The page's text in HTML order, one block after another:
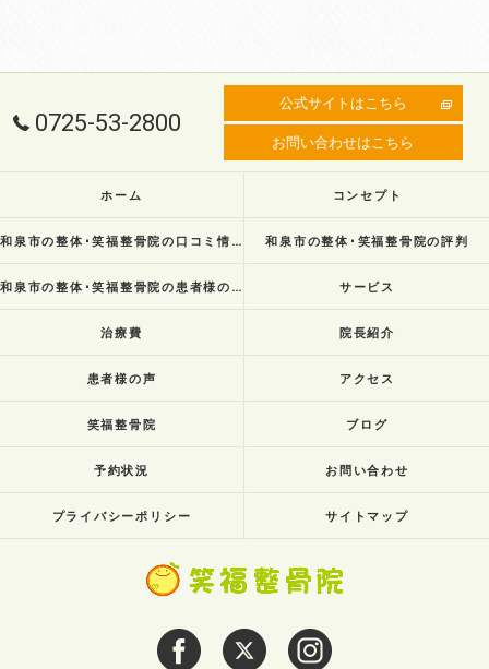
0725-53-2800
公式サイトはこちら
お問い合わせはこちら
ホーム コンセプト
和泉市の整体･笑福整骨院の口コミ情報 和泉市の整体･笑福整骨院の評判
和泉市の整体･笑福整骨院の患者様の声 サービス
治療費 院長紹介
患者様の声 アクセス
笑福整骨院 ブログ
予約状況 お問い合わせ
プライバシーポリシー サイトマップ